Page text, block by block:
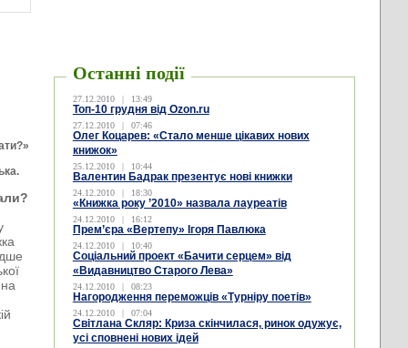
Останні події
27.12.2010 | 13:49
Топ-10 грудня від Ozon.ru
27.12.2010 | 07:46
Олег Коцарев: «Стало менше цікавих нових
книжок»
25.12.2010 | 10:44
Валентин Бадрак презентує нові книжки
24.12.2010 | 18:30
«Книжка року ’2010» назвала лауреатів
24.12.2010 | 16:12
Прем’єра «Вертепу» Ігоря Павлюка
24.12.2010 | 10:40
Соціальний проект «Бачити серцем» від
«Видавництво Старого Лева»
24.12.2010 | 08:23
Нагородження переможців «Турніру поетів»
24.12.2010 | 07:04
Світлана Скляр: Криза скінчилася, ринок одужує,
усі сповнені нових ідей